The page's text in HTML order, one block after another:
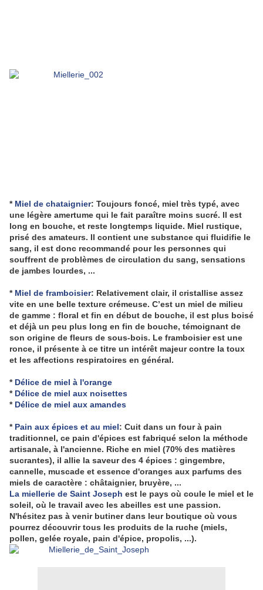
* Miel de chataignier: Toujours foncé, miel très typé, avec
une légère amertume qui le fait paraître moins sucré. Il est
long en bouche, et reste longtemps liquide. Miel rustique,
prisé des amateurs. Il contient une substance qui fluidifie le
sang, il est donc recommandé pour les personnes qui
souffrent de problèmes de circulation du sang, sensations
de jambes lourdes, ...
* Miel de framboisier: Relativement clair, il cristallise assez
vite en une belle texture crémeuse. C’est un miel de milieu
de gamme : floral et fin en début de bouche, il est plus boisé
et déjà un peu plus long en fin de bouche, témoignant de
son origine de fleurs de sous-bois. Le framboisier est une
ronce, il présente à ce titre un intérêt majeur contre la toux
et les affections respiratoires en général.
* Délice de miel à l'orange
* Délice de miel aux noisettes
* Délice de miel aux amandes
* Pain aux épices et au miel: Cuit dans un four à pain
traditionnel, ce pain d'épices est fabriqué selon la méthode
artisanale, à l'ancienne. Riche en miel (70% des matières
sucrantes), il allie la saveur des 4 épices : gingembre,
cannelle, muscade et essence d'oranges aux parfums des
miels de caractère : châtaignier, bruyère, ...
La miellerie de Saint Joseph est le pays où coule le miel et le
soleil, où le travail avec les abeilles est une passion.
N'hésitez pas à venir butiner dans leur boutique où vous
pourrez découvrir tous les produits de la ruche (miels,
pollen, gelée royale, pain d'épice, propolis, ...).